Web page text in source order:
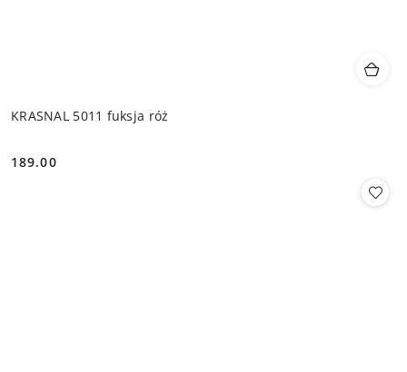
KRASNAL 5011 fuksja róż
Cena:
189.00